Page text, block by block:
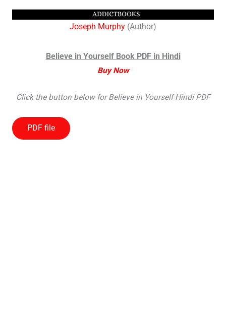
Joseph Murphy (Author)
Believe in Yourself Book PDF in Hindi
Buy Now
Click the button below for Believe in Yourself Hindi PDF
PDF file